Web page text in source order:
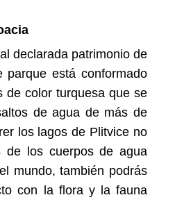
declarada patrimonio de
parque está conformado
de color turquesa que se
de agua de más de
los lagos de Plitvice no
de los cuerpos de agua
mundo, también podrás
con la flora y la fauna